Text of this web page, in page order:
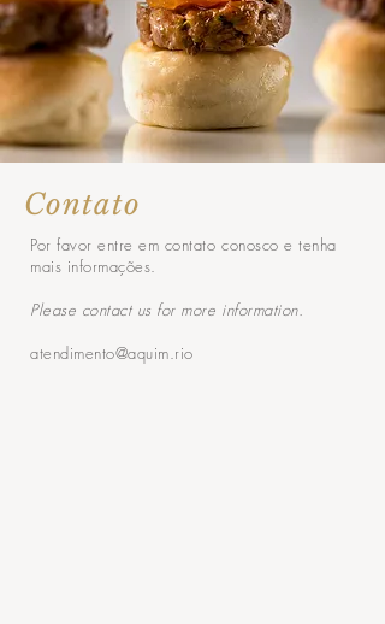
Contato
Por favor entre em contato conosco e tenha
mais informações.
Please contact us for more information.
atendimento@aquim.rio